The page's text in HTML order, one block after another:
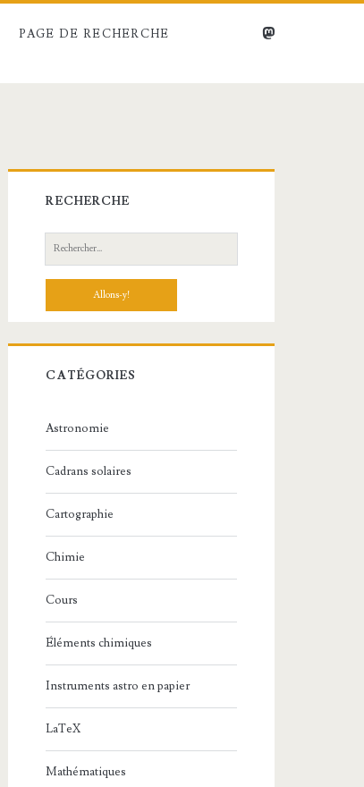
PAGE DE RECHERCHE mastodon
Barre
latérale
principale
RECHERCHE
Recherche:
CATÉGORIES
Astronomie
Cadrans solaires
Cartographie
Chimie
Cours
Éléments chimiques
Instruments astro en papier
LaTeX
Mathématiques